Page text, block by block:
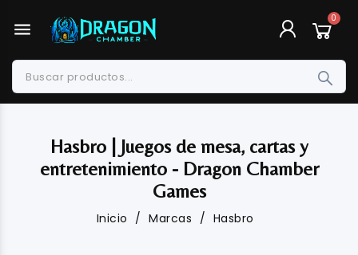
menu
Hasbro | Juegos de mesa, cartas y
entretenimiento - Dragon Chamber
Games
Inicio Marcas Hasbro